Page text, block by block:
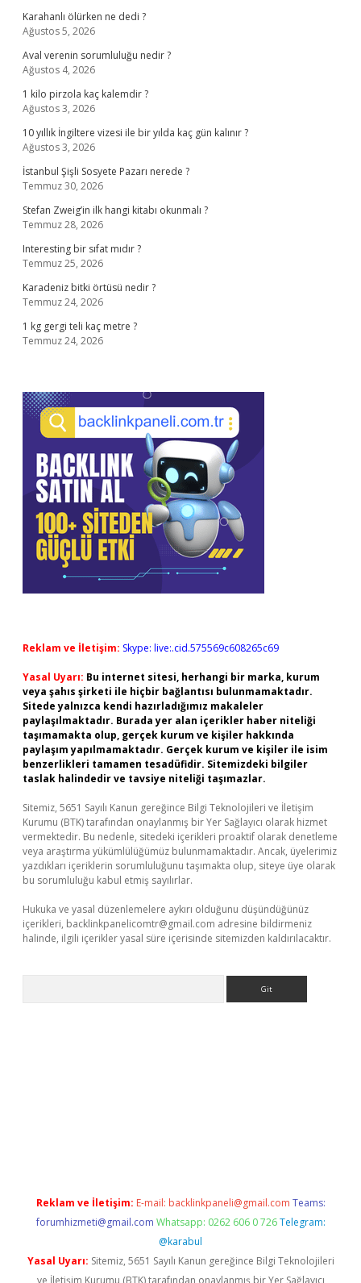
Karahanlı ölürken ne dedi ?
Ağustos 5, 2026
Aval verenin sorumluluğu nedir ?
Ağustos 4, 2026
1 kilo pirzola kaç kalemdir ?
Ağustos 3, 2026
10 yıllık İngiltere vizesi ile bir yılda kaç gün kalınır ?
Ağustos 3, 2026
İstanbul Şişli Sosyete Pazarı nerede ?
Temmuz 30, 2026
Stefan Zweig’in ilk hangi kitabı okunmalı ?
Temmuz 28, 2026
Interesting bir sıfat mıdır ?
Temmuz 25, 2026
Karadeniz bitki örtüsü nedir ?
Temmuz 24, 2026
1 kg gergi teli kaç metre ?
Temmuz 24, 2026
Reklam ve İletişim: Skype: live:.cid.575569c608265c69
Yasal Uyarı: Bu internet sitesi, herhangi bir marka, kurum
veya şahıs şirketi ile hiçbir bağlantısı bulunmamaktadır.
Sitede yalnızca kendi hazırladığımız makaleler
paylaşılmaktadır. Burada yer alan içerikler haber niteliği
taşımamakta olup, gerçek kurum ve kişiler hakkında
paylaşım yapılmamaktadır. Gerçek kurum ve kişiler ile isim
benzerlikleri tamamen tesadüfidir. Sitemizdeki bilgiler
taslak halindedir ve tavsiye niteliği taşımazlar.
Sitemiz, 5651 Sayılı Kanun gereğince Bilgi Teknolojileri ve İletişim
Kurumu (BTK) tarafından onaylanmış bir Yer Sağlayıcı olarak hizmet
vermektedir. Bu nedenle, sitedeki içerikleri proaktif olarak denetleme
veya araştırma yükümlülüğümüz bulunmamaktadır. Ancak, üyelerimiz
yazdıkları içeriklerin sorumluluğunu taşımakta olup, siteye üye olarak
bu sorumluluğu kabul etmiş sayılırlar.
Hukuka ve yasal düzenlemelere aykırı olduğunu düşündüğünüz
içerikleri, backlinkpanelicomtr@gmail.com adresine bildirmeniz
halinde, ilgili içerikler yasal süre içerisinde sitemizden kaldırılacaktır.
Reklam ve İletişim: E-mail: backlinkpaneli@gmail.com Teams:
forumhizmeti@gmail.com Whatsapp: 0262 606 0 726 Telegram:
@karabul
Yasal Uyarı: Sitemiz, 5651 Sayılı Kanun gereğince Bilgi Teknolojileri
ve İletişim Kurumu (BTK) tarafından onaylanmış bir Yer Sağlayıcı